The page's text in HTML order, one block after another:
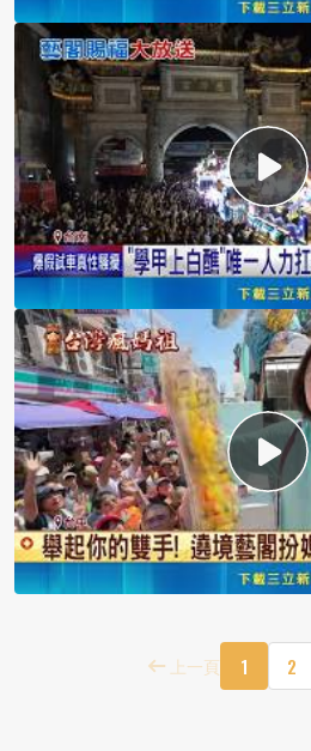
上一頁 1 2